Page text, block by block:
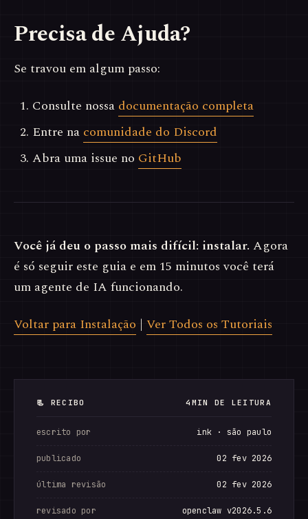
Precisa de Ajuda?
Se travou em algum passo:
Consulte nossa documentação completa
Entre na comunidade do Discord
Abra uma issue no GitHub
Você já deu o passo mais difícil: instalar. Agora
é só seguir este guia e em 15 minutos você terá
um agente de IA funcionando.
Voltar para Instalação | Ver Todos os Tutoriais
📃 RECIBO 4MIN DE LEITURA
escrito por ink · são paulo
publicado 02 fev 2026
última revisão 02 fev 2026
revisado por openclaw v2026.5.6